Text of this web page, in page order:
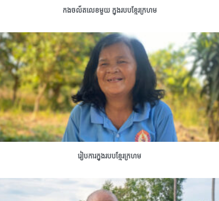
កងចល័តលេខមួយ ក្នុងរបបខ្មែរក្រហម
រៀបការក្នុងរបបខ្មែរក្រហម